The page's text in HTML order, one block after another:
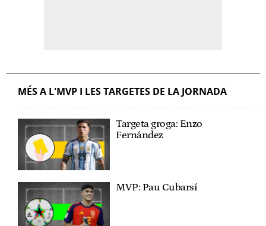
MÉS A L'MVP I LES TARGETES DE LA JORNADA
Targeta groga: Enzo
Fernández
MVP: Pau Cubarsí